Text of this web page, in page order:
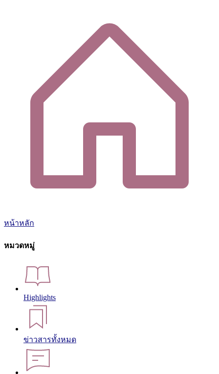
หน้าหลัก
หมวดหมู่
Highlights
ข่าวสารทั้งหมด